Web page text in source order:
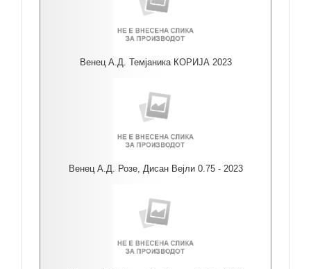
Венец А.Д. Темјаника КОРИЈА 2023
Венец А.Д. Розе, Дисан Вејли 0.75 - 2023